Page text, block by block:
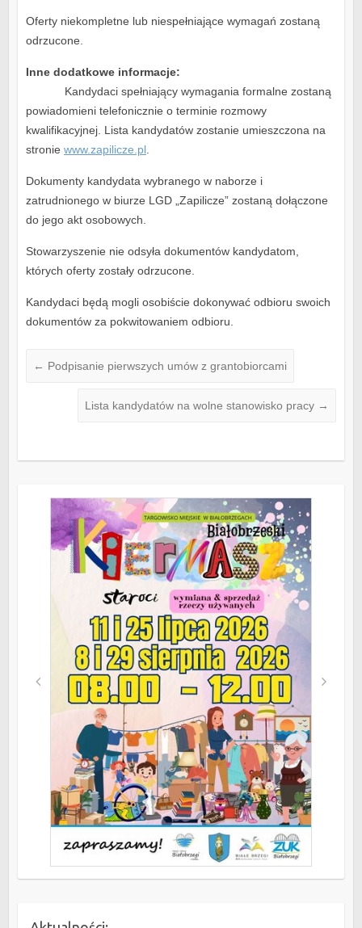
Oferty niekompletne lub niespełniające wymagań zostaną
odrzucone.
Inne dodatkowe informacje:
Kandydaci spełniający wymagania formalne zostaną
powiadomieni telefonicznie o terminie rozmowy
kwalifikacyjnej. Lista kandydatów zostanie umieszczona na
stronie www.zapilicze.pl.
Dokumenty kandydata wybranego w naborze i
zatrudnionego w biurze LGD „Zapilicze” zostaną dołączone
do jego akt osobowych.
Stowarzyszenie nie odsyła dokumentów kandydatom,
których oferty zostały odrzucone.
Kandydaci będą mogli osobiście dokonywać odbioru swoich
dokumentów za pokwitowaniem odbioru.
← Podpisanie pierwszych umów z grantobiorcami
Lista kandydatów na wolne stanowisko pracy →